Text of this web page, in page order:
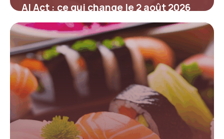
AI Act : ce qui change le 2 août 2026
pour les entreprises et l’IA générative
14 juin 2026